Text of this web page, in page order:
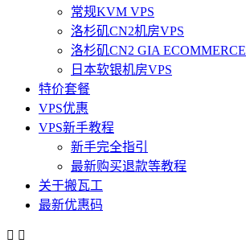
常规KVM VPS
洛杉矶CN2机房VPS
洛杉矶CN2 GIA ECOMMERCE
日本软银机房VPS
特价套餐
VPS优惠
VPS新手教程
新手完全指引
最新购买退款等教程
关于搬瓦工
最新优惠码
 